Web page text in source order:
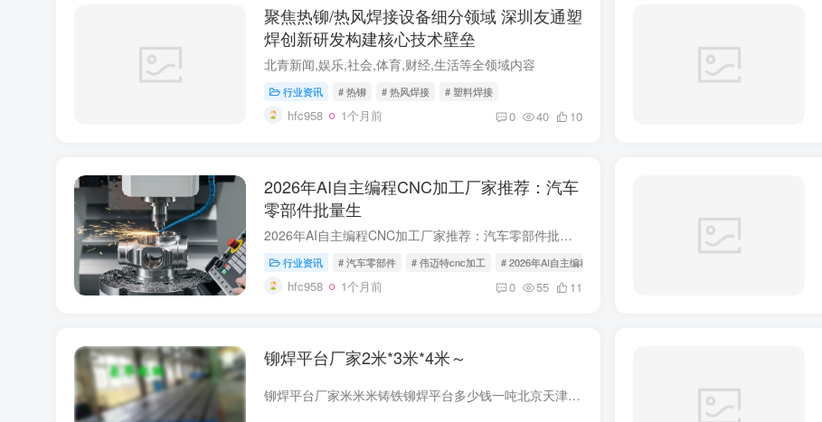
聚焦热铆/热风焊接设备细分领域 深圳友通塑
焊创新研发构建核心技术壁垒
北青新闻,娱乐,社会,体育,财经,生活等全领域内容
行业资讯 # 热铆 # 热风焊接 # 塑料焊接
hfc958 1个月前 0 40 10
2026年AI自主编程CNC加工厂家推荐：汽车
零部件批量生
2026年AI自主编程CNC加工厂家推荐：汽车零部件批量生汽车零部件批量生产，交期、良率、成本这三个指标就像三座大山，压在很多采购经理和技术负责人的心头。发动机缸体这类大型件
行业资讯 # 汽车零部件 # 伟迈特cnc加工 # 2026年AI自主编程
hfc958 1个月前 0 55 11
铆焊平台厂家2米*3米*4米～
铆焊平台厂家米米米铸铁铆焊平台多少钱一吨北京天津上海广州深圳东莞佛山珠海江门中山惠州常州苏州杭州昆山南京太仓南通如皋泰州宁波无锡重庆金华嘉兴绍兴舟山温州徐州沭阳余姚镇江西安汉中郑州